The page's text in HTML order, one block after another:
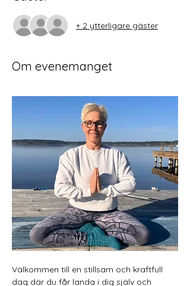
+ 2 ytterligare gäster
Om evenemanget
Välkommen till en stillsam och kraftfull
dag där du får landa i dig själv och